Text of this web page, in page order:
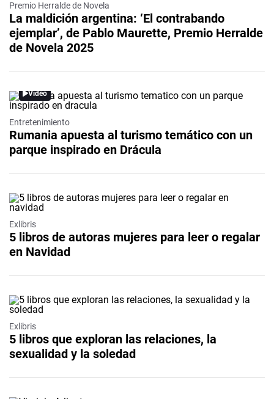
Premio Herralde de Novela
La maldición argentina: ‘El contrabando
ejemplar’, de Pablo Maurette, Premio Herralde
de Novela 2025
Video
Entretenimiento
Rumania apuesta al turismo temático con un
parque inspirado en Drácula
Exlibris
5 libros de autoras mujeres para leer o regalar
en Navidad
Exlibris
5 libros que exploran las relaciones, la
sexualidad y la soledad